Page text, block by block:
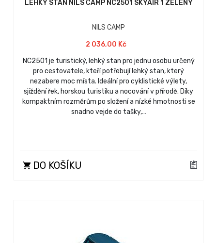
LEHKÝ STAN NILS CAMP NC2501 SKYAIR 1 ZELENÝ
NILS CAMP
2 036,00 Kč
NC2501 je turistický, lehký stan pro jednu osobu určený
pro cestovatele, kteří potřebují lehký stan, který
nezabere moc místa. Ideální pro cyklistické výlety,
sjíždění řek, horskou turistiku a nocování v přírodě. Díky
kompaktním rozměrům po složení a nízké hmotnosti se
snadno vejde do tašky,…
DO KOŠÍKU